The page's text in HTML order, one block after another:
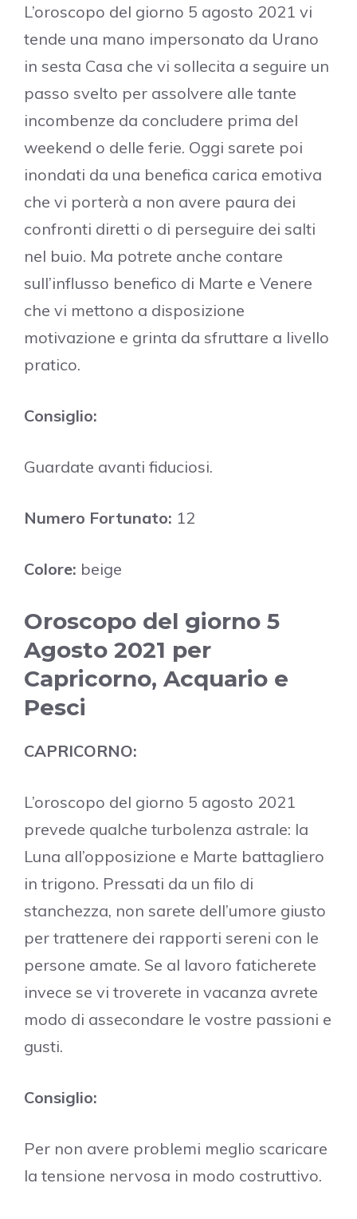
L’oroscopo del giorno 5 agosto 2021 vi
tende una mano impersonato da Urano
in sesta Casa che vi sollecita a seguire un
passo svelto per assolvere alle tante
incombenze da concludere prima del
weekend o delle ferie. Oggi sarete poi
inondati da una benefica carica emotiva
che vi porterà a non avere paura dei
confronti diretti o di perseguire dei salti
nel buio. Ma potrete anche contare
sull’influsso benefico di Marte e Venere
che vi mettono a disposizione
motivazione e grinta da sfruttare a livello
pratico.
Consiglio:
Guardate avanti fiduciosi.
Numero Fortunato: 12
Colore: beige
Oroscopo del giorno 5
Agosto 2021 per
Capricorno, Acquario e
Pesci
CAPRICORNO:
L’oroscopo del giorno 5 agosto 2021
prevede qualche turbolenza astrale: la
Luna all’opposizione e Marte battagliero
in trigono. Pressati da un filo di
stanchezza, non sarete dell’umore giusto
per trattenere dei rapporti sereni con le
persone amate. Se al lavoro faticherete
invece se vi troverete in vacanza avrete
modo di assecondare le vostre passioni e
gusti.
Consiglio:
Per non avere problemi meglio scaricare
la tensione nervosa in modo costruttivo.